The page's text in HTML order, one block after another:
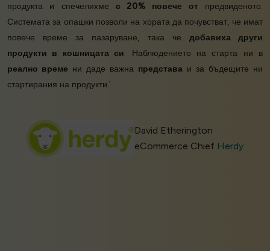
продукта и спечелихме с 20% повече отпредвиденото.
Системата за опашки позволи на хората да почувстват, че имат
повече време за пазаруване, така че добавиха други
продукти в кошницата си. Наблюдението на старта ни в
реално време ни даде важна представа и за бъдещите ни
стартирания на продукти.’
David Etherington
eCommerce Chief Herdy